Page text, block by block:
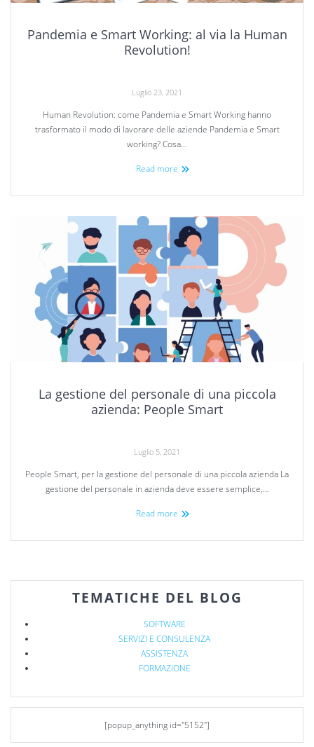
Pandemia e Smart Working: al via la Human
Revolution!
Luglio 23, 2021
Human Revolution: come Pandemia e Smart Working hanno
trasformato il modo di lavorare delle aziende Pandemia e Smart
working? Cosa…
Read more
La gestione del personale di una piccola
azienda: People Smart
Luglio 5, 2021
People Smart, per la gestione del personale di una piccola azienda La
gestione del personale in azienda deve essere semplice,…
Read more
TEMATICHE DEL BLOG
SOFTWARE
SERVIZI E CONSULENZA
ASSISTENZA
FORMAZIONE
[popup_anything id="5152"]